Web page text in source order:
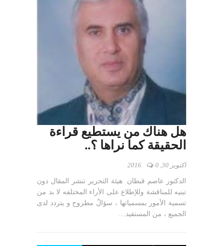
هل هناك من يستطيع قراءة
الحقيقة كما نراها ؟..
أكتوبر 30, 2016 0
الدكتور عاصم قبطان هيئة التحرير تنشر المقال دون
تبنيه للمناقشة وللإطلاع على الأراء المختلفه لا بد من
تسمية الأمور بمسمياتها ، سؤالٌ مطروح و يتردد لدى
الجميع ، من المستفيد…